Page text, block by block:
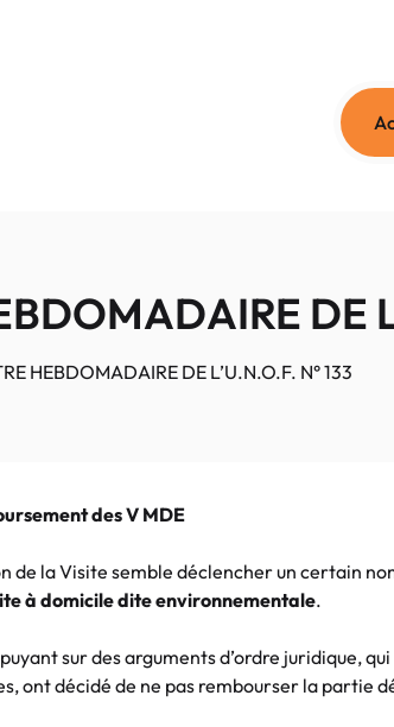
DE
HEBDOMADAIRE DE L’U.N.O.F. N° 133
des V MDE
de la Visite semble déclencher un certain
à domicile dite environnementale.
sur des arguments d’ordre juridique,
ont décidé de ne pas rembourser la partie